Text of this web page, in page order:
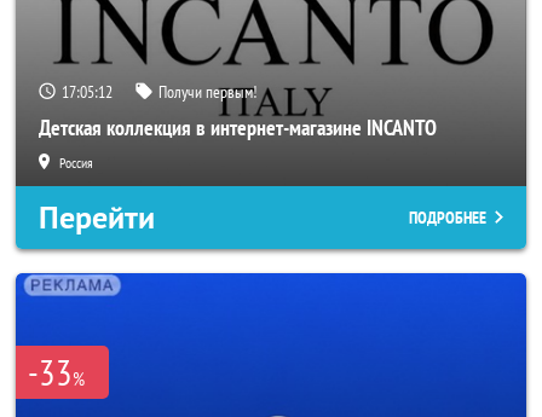
17:05:10 Получи первым!
Детская коллекция в интернет-магазине INCANTO
Россия
Перейти ПОДРОБНЕЕ
-33%